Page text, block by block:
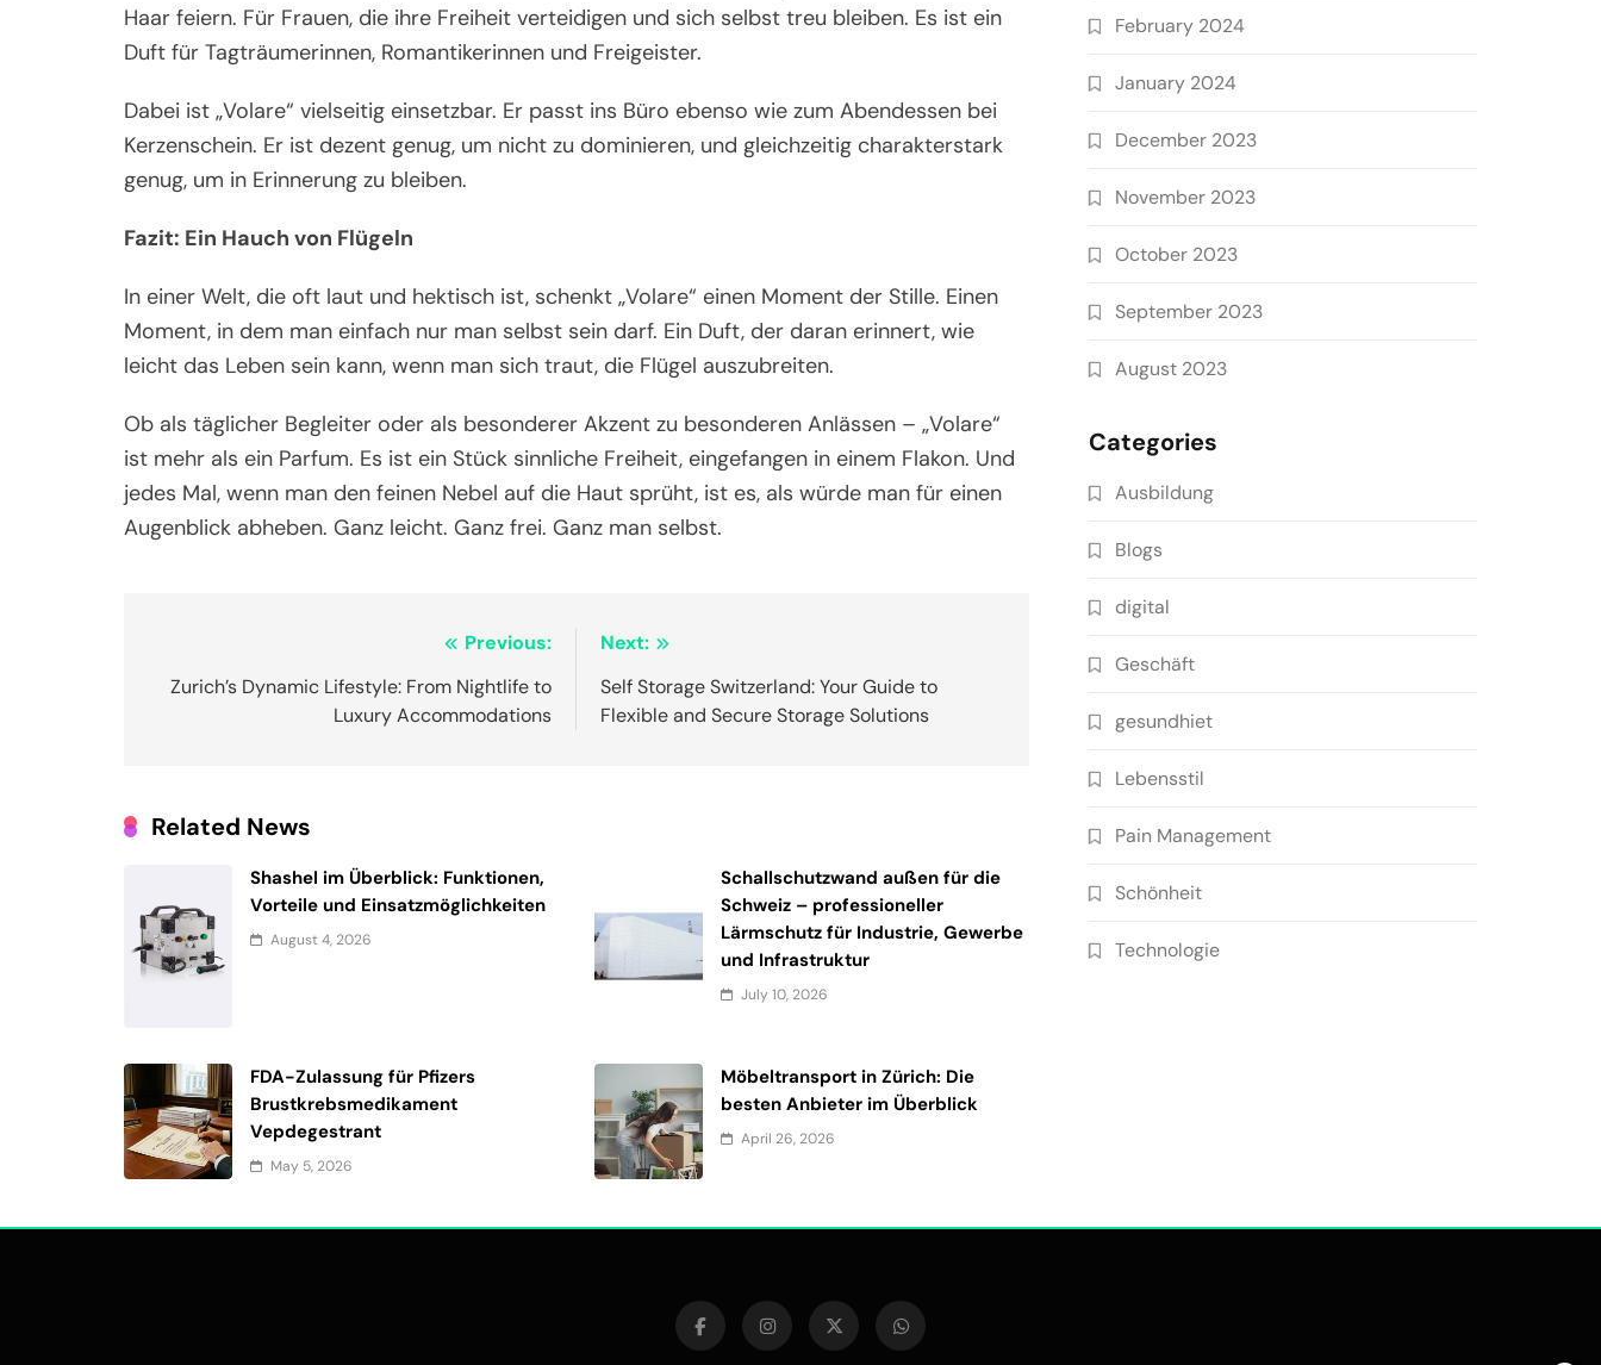
Haar feiern. Für Frauen, die ihre Freiheit verteidigen und sich selbst treu bleiben. Es ist ein
Duft für Tagträumerinnen, Romantikerinnen und Freigeister.
Dabei ist „Volare“ vielseitig einsetzbar. Er passt ins Büro ebenso wie zum Abendessen bei
Kerzenschein. Er ist dezent genug, um nicht zu dominieren, und gleichzeitig charakterstark
genug, um in Erinnerung zu bleiben.
Fazit: Ein Hauch von Flügeln
In einer Welt, die oft laut und hektisch ist, schenkt „Volare“ einen Moment der Stille. Einen
Moment, in dem man einfach nur man selbst sein darf. Ein Duft, der daran erinnert, wie
leicht das Leben sein kann, wenn man sich traut, die Flügel auszubreiten.
Ob als täglicher Begleiter oder als besonderer Akzent zu besonderen Anlässen – „Volare“
ist mehr als ein Parfum. Es ist ein Stück sinnliche Freiheit, eingefangen in einem Flakon. Und
jedes Mal, wenn man den feinen Nebel auf die Haut sprüht, ist es, als würde man für einen
Augenblick abheben. Ganz leicht. Ganz frei. Ganz man selbst.
navigation
Previous:
Zurich’s Dynamic Lifestyle: From Nightlife to
Luxury Accommodations
Next:
Self Storage Switzerland: Your Guide to
Flexible and Secure Storage Solutions
Related News
Shashel im Überblick: Funktionen,
Vorteile und Einsatzmöglichkeiten
August 4, 2026
Schallschutzwand außen für die
Schweiz – professioneller
Lärmschutz für Industrie, Gewerbe
und Infrastruktur
July 10, 2026
FDA-Zulassung für Pfizers
Brustkrebsmedikament
Vepdegestrant
May 5, 2026
Möbeltransport in Zürich: Die
besten Anbieter im Überblick
April 26, 2026
February 2024
January 2024
December 2023
November 2023
October 2023
September 2023
August 2023
Categories
Ausbildung
Blogs
digital
Geschäft
gesundhiet
Lebensstil
Pain Management
Schönheit
Technologie